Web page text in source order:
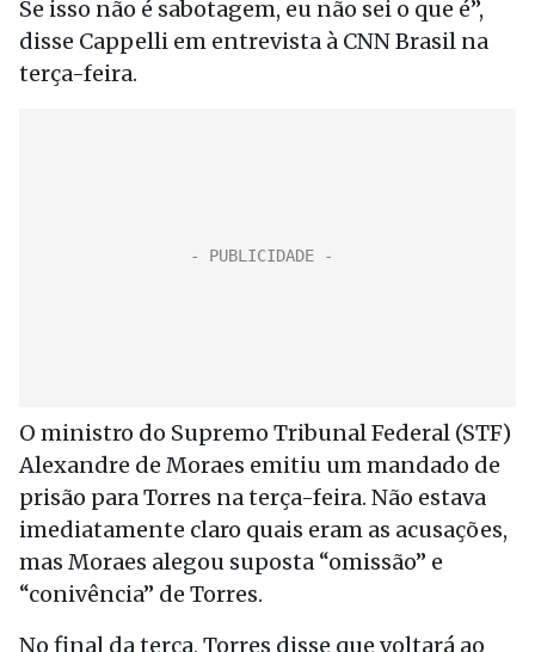
Se isso não é sabotagem, eu não sei o que é”,
disse Cappelli em entrevista à CNN Brasil na
terça-feira.
O ministro do Supremo Tribunal Federal (STF)
Alexandre de Moraes emitiu um mandado de
prisão para Torres na terça-feira. Não estava
imediatamente claro quais eram as acusações,
mas Moraes alegou suposta “omissão” e
“conivência” de Torres.
No final da terça, Torres disse que voltará ao